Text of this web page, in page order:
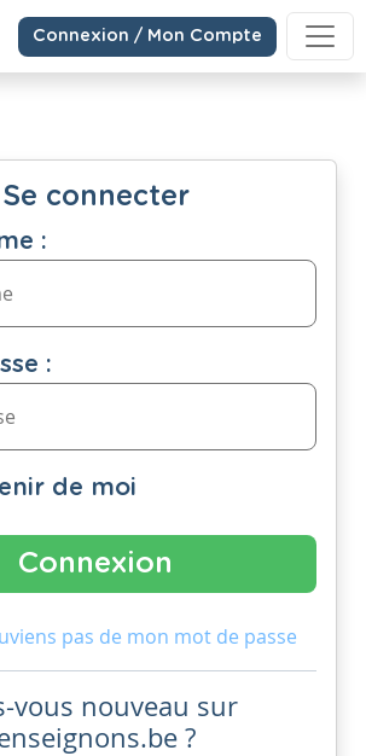
Connexion / Mon Compte
Se connecter
:
:
de moi
pas de mon mot de passe
vous nouveau sur
?